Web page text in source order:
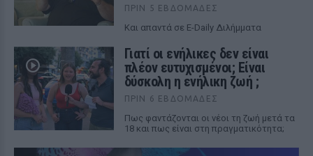
ΠΡΙΝ 5 ΕΒΔΟΜΆΔΕΣ
Kαι απαντά σε E-Daily Διλήμματα
Γιατί οι ενήλικες δεν είναι
πλέον ευτυχισμένοι; Είναι
δύσκολη η ενήλικη ζωή ;
ΠΡΙΝ 6 ΕΒΔΟΜΆΔΕΣ
Πως φαντάζονται οι νέοι τη ζωή μετά τα
18 και πως είναι στη πραγματικότητα;